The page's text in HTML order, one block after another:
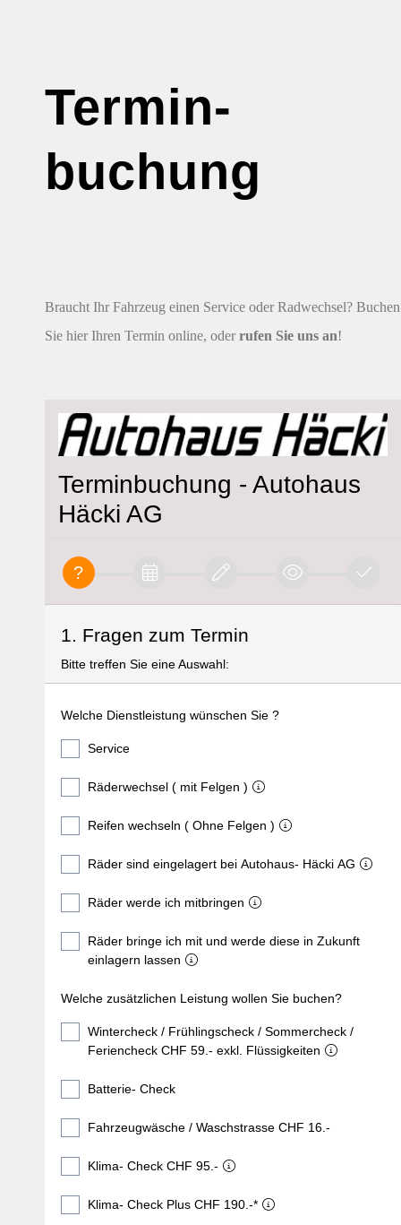
Termin-
buchung
Braucht Ihr Fahrzeug einen Service oder Radwechsel? Buchen
Sie hier Ihren Termin online, oder rufen Sie uns an!